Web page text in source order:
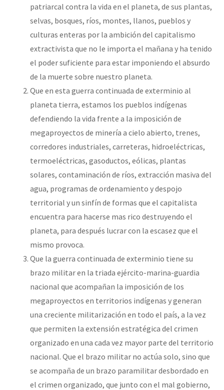
patriarcal contra la vida en el planeta, de sus plantas,
selvas, bosques, ríos, montes, llanos, pueblos y
culturas enteras por la ambición del capitalismo
extractivista que no le importa el mañana y ha tenido
el poder suficiente para estar imponiendo el absurdo
de la muerte sobre nuestro planeta.
Que en esta guerra continuada de exterminio al
planeta tierra, estamos los pueblos indígenas
defendiendo la vida frente a la imposición de
megaproyectos de minería a cielo abierto, trenes,
corredores industriales, carreteras, hidroeléctricas,
termoeléctricas, gasoductos, eólicas, plantas
solares, contaminación de ríos, extracción masiva del
agua, programas de ordenamiento y despojo
territorial y un sinfín de formas que el capitalista
encuentra para hacerse mas rico destruyendo el
planeta, para después lucrar con la escasez que el
mismo provoca.
Que la guerra continuada de exterminio tiene su
brazo militar en la triada ejército-marina-guardia
nacional que acompañan la imposición de los
megaproyectos en territorios indígenas y generan
una creciente militarización en todo el país, a la vez
que permiten la extensión estratégica del crimen
organizado en una cada vez mayor parte del territorio
nacional. Que el brazo militar no actúa solo, sino que
se acompaña de un brazo paramilitar desbordado en
el crimen organizado, que junto con el mal gobierno,